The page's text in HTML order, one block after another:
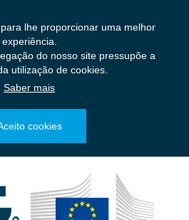
lhe proporcionar uma melhor
experiência.
do nosso site pressupõe a
utilização de cookies.
Saber mais
cookies